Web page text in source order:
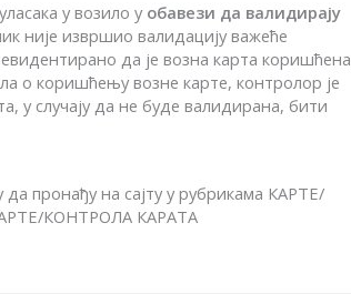
у возило у обавези да валидирају
није извршио валидацију важеће
да је возна карта коришћена
о коришћењу возне карте, контролор је
у случају да не буде валидирана, бити
пронађу на сајту у рубрикама КАРТЕ/
КОНТРОЛА КАРАТА